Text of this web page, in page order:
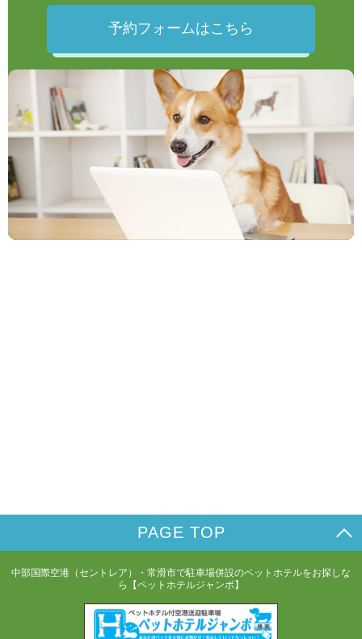
予約フォームはこちら
PAGE TOP
中部国際空港（セントレア）・常滑市で駐車場併設のペットホテルをお探しな
ら【ペットホテルジャンボ】